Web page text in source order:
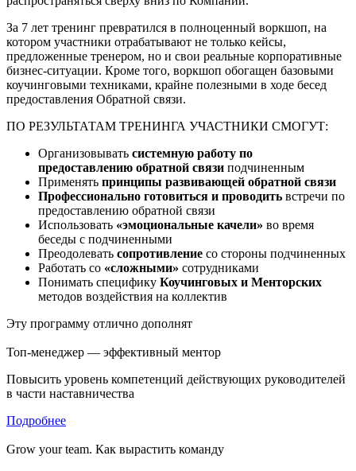
За 7 лет тренинг превратился в полноценный воркшоп, на
котором участники отрабатывают не только кейсы,
предложенные тренером, но и свои реальные корпоративные
бизнес-ситуации. Кроме того, воркшоп обогащен базовыми
коучинговыми техниками, крайне полезными в ходе бесед
предоставления Обратной связи.
ПО РЕЗУЛЬТАТАМ ТРЕНИНГА УЧАСТНИКИ СМОГУТ:
Организовывать системную работу по
предоставлению обратной связи подчиненным
Применять принципы развивающей обратной связи
Профессионально готовиться и проводить встречи по
предоставлению обратной связи
Использовать «эмоциональные качели» во время
беседы с подчиненными
Преодолевать сопротивление со стороны подчиненных
Работать со «сложными» сотрудниками
Понимать специфику Коучинговых и Менторских
методов воздействия на коллектив
Эту программу отлично дополнят
Топ-менеджер — эффективный ментор
Повысить уровень компетенций действующих руководителей
в части наставничества
Подробнее
Grow your team. Как вырастить команду